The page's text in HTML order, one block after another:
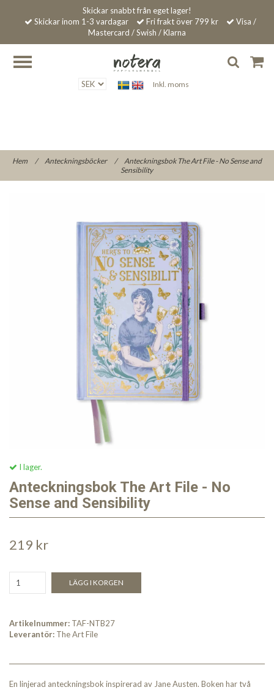
Skickar snabbt från eget lager!
Skickar inom 1-3 vardagar
Fri frakt över 799 kr
Visa /
Mastercard / Swish / Klarna
Inkl. moms
Hem / Anteckningsböcker /
Anteckningsbok The Art File - No Sense and
Sensibility
I lager.
Anteckningsbok The Art File - No
Sense and Sensibility
219 kr
LÄGG I KORGEN
Artikelnummer: TAF-NTB27
Leverantör: The Art File
En linjerad anteckningsbok inspirerad av Jane Austen. Boken har två